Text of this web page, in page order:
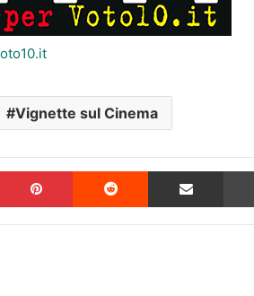
Vignette sul Cinema
Pinterest Reddit Condividi via Email